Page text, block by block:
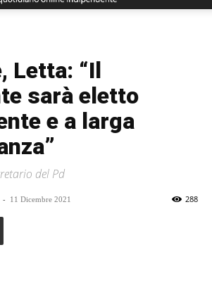
Letta: “Il
sarà eletto
e a larga
del Pd
- 11 Dicembre 2021 288